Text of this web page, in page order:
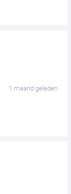
1 maand geleden